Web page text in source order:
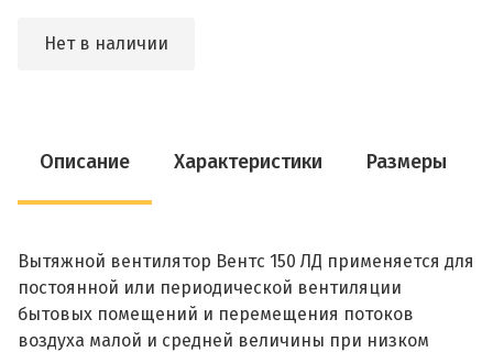
Нет в наличии
Описание Характеристики Размеры
Вытяжной вентилятор Вентс 150 ЛД применяется для
постоянной или периодической вентиляции
бытовых помещений и перемещения потоков
воздуха малой и средней величины при низком